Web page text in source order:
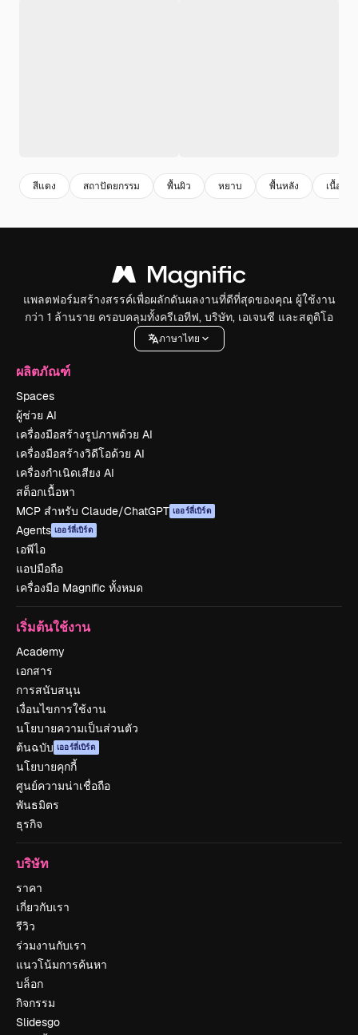
สีแดง สถาปัตยกรรม พื้นผิว หยาบ พื้นหลัง เนื้อเยื่อ
แพลตฟอร์มสร้างสรรค์เพื่อผลักดันผลงานที่ดีที่สุดของคุณ ผู้ใช้งาน
กว่า 1 ล้านราย ครอบคลุมทั้งครีเอทีฟ, บริษัท, เอเจนซี และสตูดิโอ
ภาษาไทย
ผลิตภัณฑ์
Spaces
ผู้ช่วย AI
เครื่องมือสร้างรูปภาพด้วย AI
เครื่องมือสร้างวิดีโอด้วย AI
เครื่องกำเนิดเสียง AI
สต็อกเนื้อหา
MCP สำหรับ Claude/ChatGPT เออร์ลี่เบิร์ด
Agents เออร์ลี่เบิร์ด
เอพีไอ
แอปมือถือ
เครื่องมือ Magnific ทั้งหมด
เริ่มต้นใช้งาน
Academy
เอกสาร
การสนับสนุน
เงื่อนไขการใช้งาน
นโยบายความเป็นส่วนตัว
ต้นฉบับ เออร์ลี่เบิร์ด
นโยบายคุกกี้
ศูนย์ความน่าเชื่อถือ
พันธมิตร
ธุรกิจ
บริษัท
ราคา
เกี่ยวกับเรา
รีวิว
ร่วมงานกับเรา
แนวโน้มการค้นหา
บล็อก
กิจกรรม
Slidesgo